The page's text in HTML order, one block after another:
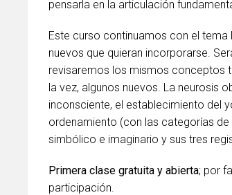
pensarla en la articulación
Este curso continuamos con el tema
nuevos que quieran incorporarse.
revisaremos los mismos conceptos
la vez, algunos nuevos. La neurosis
inconsciente, el establecimiento del
ordenamiento (con las categorías
simbólico e imaginario y sus tres
Primera clase gratuita y abierta; por
participación.